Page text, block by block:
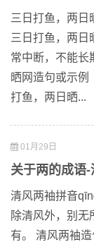
三日打鱼，两日
三日打鱼，两日
常中断，不能长
晒网造句或示例
打鱼，两日晒...
01月29日
关于两的成语-
清风两袖拼音
除清风外，别无
有。 清风两袖